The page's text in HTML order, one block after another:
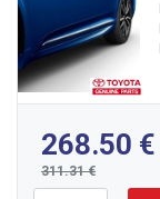
268.50
311.31